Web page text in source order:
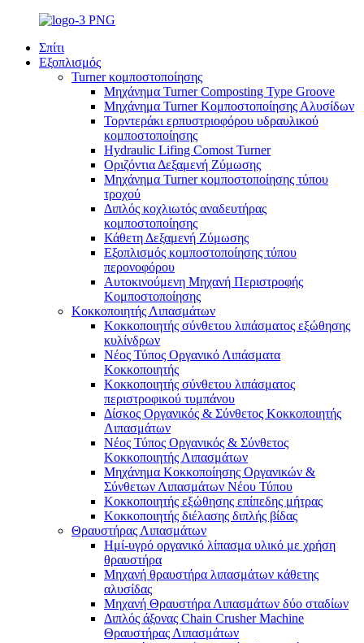
Σπίτι
Εξοπλισμός
Turner κομποστοποίησης
Μηχάνημα Turner Composting Type Groove
Μηχάνημα Turner Κομποστοποίησης Αλυσίδων
Τορντεράκι ερπυστριοφόρου υδραυλικού
κομποστοποίησης
Hydraulic Lifing Comost Turner
Οριζόντια Δεξαμενή Ζύμωσης
Μηχάνημα Turner κομποστοποίησης τύπου
τροχού
Διπλός κοχλιωτός αναδευτήρας
κομποστοποίησης
Κάθετη Δεξαμενή Ζύμωσης
Εξοπλισμός κομποστοποίησης τύπου
περονοφόρου
Αυτοκινούμενη Μηχανή Περιστροφής
Κομποστοποίησης
Κοκκοποιητής Λιπασμάτων
Κοκκοποιητής σύνθετου λιπάσματος εξώθησης
κυλίνδρων
Νέος Τύπος Οργανικό Λιπάσματα
Κοκκοποιητής
Κοκκοποιητής σύνθετου λιπάσματος
περιστροφικού τυμπάνου
Δίσκος Οργανικός & Σύνθετος Κοκκοποιητής
Λιπασμάτων
Νέος Τύπος Οργανικός & Σύνθετος
Κοκκοποιητής Λιπασμάτων
Μηχάνημα Κοκκοποίησης Οργανικών &
Σύνθετων Λιπασμάτων Νέου Τύπου
Κοκκοποιητής εξώθησης επίπεδης μήτρας
Κοκκοποιητής διέλασης διπλής βίδας
Θραυστήρας Λιπασμάτων
Ημί-υγρό οργανικό λίπασμα υλικό με χρήση
θραυστήρα
Μηχανή θραυστήρα λιπασμάτων κάθετης
αλυσίδας
Μηχανή Θραυστήρα Λιπασμάτων δύο σταδίων
Διπλός άξονας Chain Crusher Machine
Θραυστήρας Λιπασμάτων